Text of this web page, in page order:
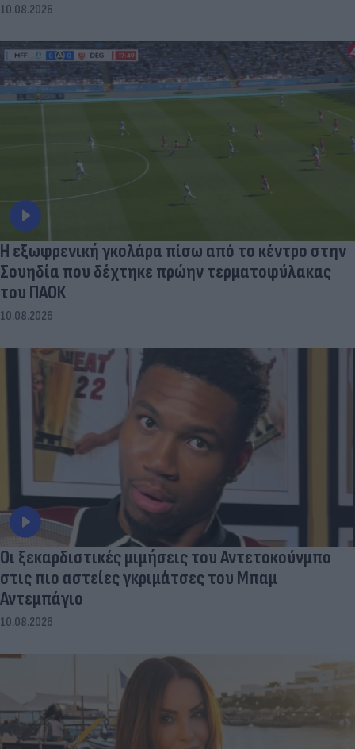
10.08.2026
Η εξωφρενική γκολάρα πίσω από το κέντρο στην
Σουηδία που δέχτηκε πρώην τερματοφύλακας
του ΠΑΟΚ
10.08.2026
Οι ξεκαρδιστικές μιμήσεις του Αντετοκούνμπο
στις πιο αστείες γκριμάτσες του Μπαμ
Αντεμπάγιο
10.08.2026